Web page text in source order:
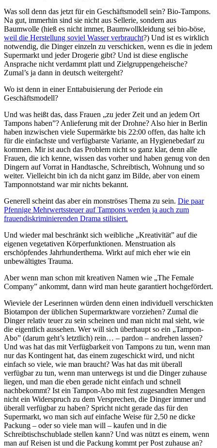
Was soll denn das jetzt für ein Geschäftsmodell sein? Bio-Tampons.
Na gut, immerhin sind sie nicht aus Sellerie, sondern aus
Baumwolle (hieß es nicht immer, Baumwollkleidung sei bio-böse,
weil die Herstellung soviel Wasser verbraucht?) Und ist es wirklich
notwendig, die Dinger einzeln zu verschicken, wenn es die in jedem
Supermarkt und jeder Drogerie gibt? Und ist diese englische
Ansprache nicht verdammt platt und Zielgruppengeheische?
Zumal’s ja dann in deutsch weitergeht?
Wo ist denn in einer Enttabuisierung der Periode ein
Geschäftsmodell?
Und was heißt das, dass Frauen „zu jeder Zeit und an jedem Ort
Tampons haben”? Anlieferung mit der Drohne? Also hier in Berlin
haben inzwischen viele Supermärkte bis 22:00 offen, das halte ich
für die einfachste und verfügbarste Variante, an Hygienebedarf zu
kommen. Mir ist auch das Problem nicht so ganz klar, denn alle
Frauen, die ich kenne, wissen das vorher und haben genug von den
Dingern auf Vorrat in Handtasche, Schreibtisch, Wohnung und so
weiter. Vielleicht bin ich da nicht ganz im Bilde, aber von einem
Tamponnotstand war mir nichts bekannt.
Generell scheint das aber ein monströses Thema zu sein. Die paar
Pfennige Mehrwertssteuer auf Tampons werden ja auch zum
frauendiskriminierenden Drama stilisiert.
Und wieder mal beschränkt sich weibliche „Kreativität” auf die
eigenen vegetativen Körperfunktionen. Menstruation als
erschöpfendes Jahrhunderthema. Wirkt auf mich eher wie ein
unbewältigtes Trauma.
Aber wenn man schon mit kreativen Namen wie „The Female
Company” ankommt, dann wird man heute garantiert hochgefördert.
Wieviele der Leserinnen würden denn einen individuell verschickten
Biotampon der üblichen Supermarktware vorziehen? Zumal die
Dinger relativ teuer zu sein scheinen und man nicht mal sieht, wie
die eigentlich aussehen. Wer will sich überhaupt so ein „Tampon-
Abo” (darum geht’s letztlich) rein… – pardon – andrehen lassen?
Und was hat das mit Verfügbarkeit von Tampons zu tun, wenn man
nur das Kontingent hat, das einem zugeschickt wird, und nicht
einfach so viele, wie man braucht? Was hat das mit überall
verfügbar zu tun, wenn man unterwegs ist und die Dinger zuhause
liegen, und man die eben gerade nicht einfach und schnell
nachbekommt? Ist ein Tampon-Abo mit fest zugesandten Mengen
nicht ein Widerspruch zu dem Versprechen, die Dinger immer und
überall verfügbar zu haben? Spricht nicht gerade das für den
Supermarkt, wo man sich auf einfache Weise für 2,50 ne dicke
Packung – oder so viele man will – kaufen und in die
Schreibtischschublade stellen kann? Und was nützt es einem, wenn
man auf Reisen ist und die Packung kommt per Post zuhause an?